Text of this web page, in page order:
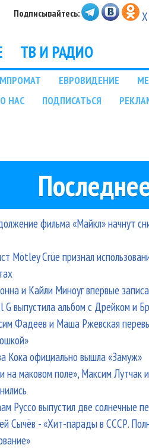
Подписывайтесь: X
ТВ И РАДИО
ЕВРОВИДЕНИЕ
О НАС ПОДПИСАТЬСЯ
фильма «Майкл» начнут
Mötley Crüe признал
и Кайли Миноуг впервые
G выпустила альбом с Дрейком и
Фадеев и Маша Ржевская
Кока официально вышла «Замуж»
на маковом поле», Максим Лутчак
Руссо выпустил две солнечные
Сычёв - «Хит-парады в СССР.